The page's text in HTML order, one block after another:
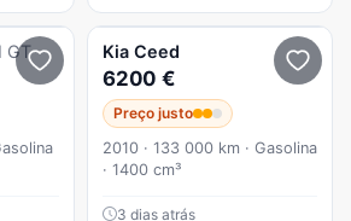
GT Kia Ceed
6200 €
Preço justo
2010 · 133 000 km · Gasolina
· 1400 cm³
3 dias atrás